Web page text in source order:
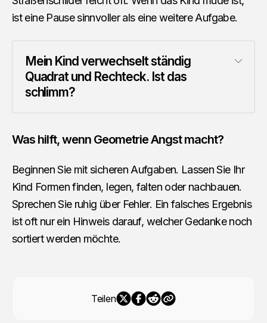
ist eine Pause sinnvoller als eine weitere Aufgabe.
Mein Kind verwechselt ständig
Quadrat und Rechteck. Ist das
schlimm?
Was hilft, wenn Geometrie Angst macht?
Beginnen Sie mit sicheren Aufgaben. Lassen Sie Ihr
Kind Formen finden, legen, falten oder nachbauen.
Sprechen Sie ruhig über Fehler. Ein falsches Ergebnis
ist oft nur ein Hinweis darauf, welcher Gedanke noch
sortiert werden möchte.
Teilen